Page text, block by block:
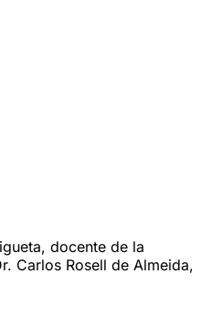
docente de la
Carlos Rosell de Almeida,